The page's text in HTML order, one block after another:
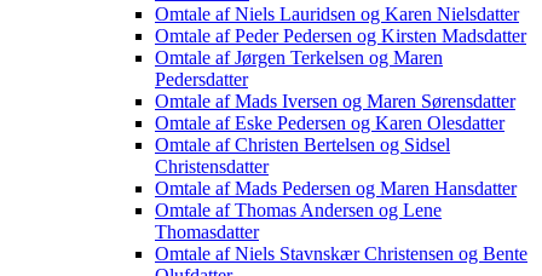
Omtale af Niels Lauridsen og Karen Nielsdatter
Omtale af Peder Pedersen og Kirsten Madsdatter
Omtale af Jørgen Terkelsen og Maren
Pedersdatter
Omtale af Mads Iversen og Maren Sørensdatter
Omtale af Eske Pedersen og Karen Olesdatter
Omtale af Christen Bertelsen og Sidsel
Christensdatter
Omtale af Mads Pedersen og Maren Hansdatter
Omtale af Thomas Andersen og Lene
Thomasdatter
Omtale af Niels Stavnskær Christensen og Bente